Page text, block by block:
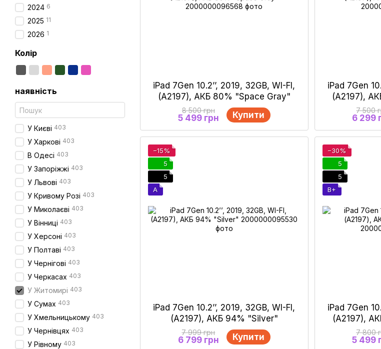
iPad 7Gen 10.2’’, 2019, 32GB, WI-FI,
(A2197), АКБ 80% "Space Gray"
8 500 грн
5 499 грн Купити
iPad 7Gen
(А2197),
7 500
6 299
−15%
5
5
A
iPad 7Gen 10.2’’, 2019, 32GB, WI-FI,
(A2197), АКБ 94% "Silver"
7 999 грн
6 799 грн Купити
−30%
5
5
B+
iPad 7Gen
(А2197),
7 800
5 499
2024 6
2025 11
2026 1
Колір
наявність
У Києві 403
У Харкові 403
В Одесі 403
У Запоріжжі 403
У Львові 403
У Кривому Розі 403
У Миколаєві 403
У Вінниці 403
У Херсоні 403
У Полтаві 403
У Чернігові 403
У Черкасах 403
У Житомирі 403
У Сумах 403
У Хмельницькому 403
У Чернівцях 403
У Рівному 403